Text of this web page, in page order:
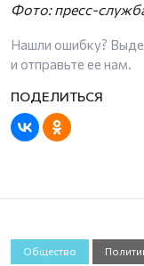
Фото: пресс-
Нашли ошибку?
и отправьте ее нам.
Общество